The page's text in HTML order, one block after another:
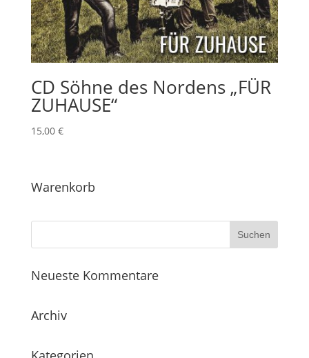
CD Söhne des Nordens „FÜR
ZUHAUSE“
15,00 €
Warenkorb
Neueste Kommentare
Archiv